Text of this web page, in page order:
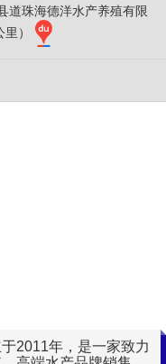
道珠海德洋水产养殖有限
）
2011年，是一家致力